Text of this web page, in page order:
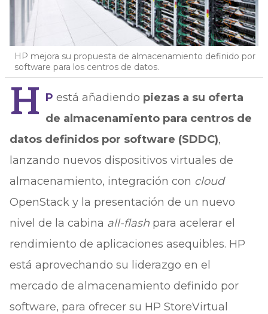
HP mejora su propuesta de almacenamiento definido por
software para los centros de datos.
H P está añadiendo piezas a su oferta
de almacenamiento para centros de
datos definidos por software (SDDC),
lanzando nuevos dispositivos virtuales de
almacenamiento, integración con cloud
OpenStack y la presentación de un nuevo
nivel de la cabina all-flashpara acelerar el
rendimiento de aplicaciones asequibles. HP
está aprovechando su liderazgo en el
mercado de almacenamiento definido por
software, para ofrecer su HP StoreVirtual